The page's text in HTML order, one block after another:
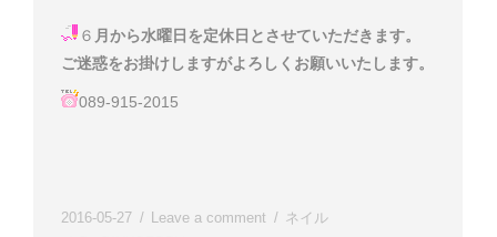
６ 月から水曜日を定休日とさせていただきます。
ご迷惑をお掛けしますがよろしくお願いいたします。
089-915-2015
2016-05-27 Leave a comment
ネイル